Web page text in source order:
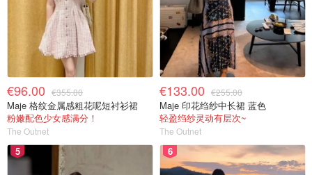
€96.00 €355.00
Maje 格纹金属感粗花呢短衬衫裙
粉嫩配色少女感满分！
The Outnet
€133.00 €255.00
Maje 印花绉纱中长裙 蓝色
轻盈绉纱灵动有层次~
The Outnet
5 6